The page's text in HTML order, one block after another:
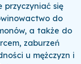
przyczyniać się
do
a także do
zaburzeń
u mężczyzn i